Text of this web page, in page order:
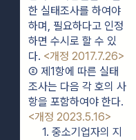
한 실태조사를 하여야
하며, 필요하다고 인정
하면 수시로 할 수 있
다. <개정 2017.7.26>
② 제1항에 따른 실태
조사는 다음 각 호의 사
<개정 2023.5.16>
1. 중소기업자의 지